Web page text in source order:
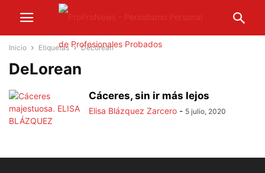
Inicio Etiquetas DeLorean
DeLorean
Cáceres, sin ir más lejos
Elisa Blázquez Zarcero - 5 julio, 2020